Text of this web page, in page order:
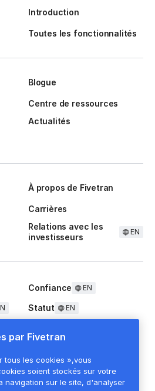
Introduction
Toutes les fonctionnalités
Blogue
Centre de ressources
Actualités
À propos de Fivetran
Carrières
Relations avec les
investisseurs
EN
Confiance EN
Statut EN
par Fivetran
tous les cookies »,vous
soient stockés sur votre
navigation sur le site, d'analyser